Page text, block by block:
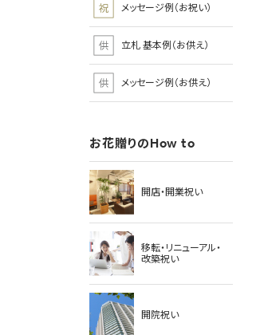
メッセージ例（お祝い）
立札 基本例（お供え）
メッセージ例（お供え）
お花贈りのHow to
開店・開業祝い
移転・リニューアル・
改築祝い
開院祝い